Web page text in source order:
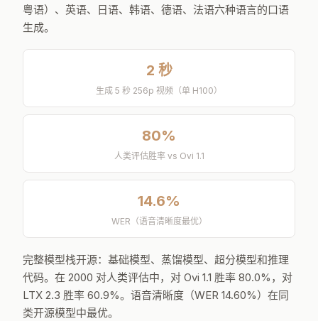
粤语）、英语、日语、韩语、德语、法语六种语言的口语
生成。
2 秒
生成 5 秒 256p 视频（单 H100）
80%
人类评估胜率 vs Ovi 1.1
14.6%
WER（语音清晰度最优）
完整模型栈开源：基础模型、蒸馏模型、超分模型和推理
代码。在 2000 对人类评估中，对 Ovi 1.1 胜率 80.0%，对
LTX 2.3 胜率 60.9%。语音清晰度（WER 14.60%）在同
类开源模型中最优。